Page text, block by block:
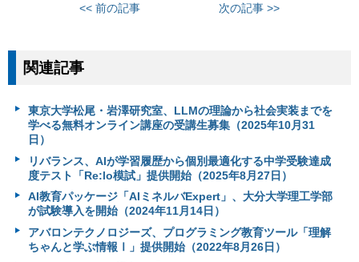
<< 前の記事 次の記事 >>
関連記事
東京大学松尾・岩澤研究室、LLMの理論から社会実装までを
学べる無料オンライン講座の受講生募集（2025年10月31
日）
リバランス、AIが学習履歴から個別最適化する中学受験達成
度テスト「Re:lo模試」提供開始（2025年8月27日）
AI教育パッケージ「AIミネルバExpert」、大分大学理工学部
が試験導入を開始（2024年11月14日）
アバロンテクノロジーズ、プログラミング教育ツール「理解
ちゃんと学ぶ情報Ⅰ」提供開始（2022年8月26日）